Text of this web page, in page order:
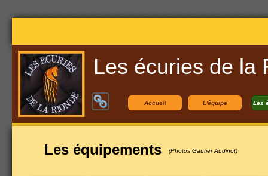
(Photos Gautier Audinot)
Les équipements
Les
Accueil L'équipe
Les écuries de la